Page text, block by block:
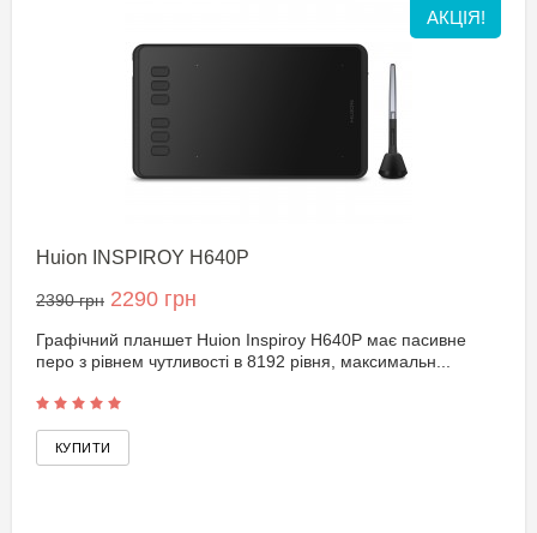
АКЦІЯ!
Huion INSPIROY H640P
2390 грн 2290 грн
Графічний планшет Huion Inspiroy H640P має пасивне
перо з рівнем чутливості в 8192 рівня, максимальн...